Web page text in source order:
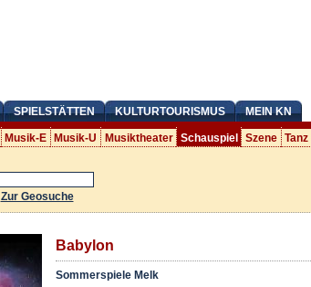
SPIELSTÄTTEN KULTURTOURISMUS MEIN KN
Musik-E Musik-U Musiktheater Schauspiel Szene Tanz
Zur Geosuche
Babylon
Sommerspiele Melk